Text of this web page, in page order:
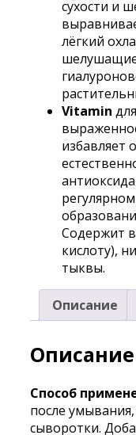
сухости и
лёгкий
Vitamin
избавляет
Содержит
кислоту),
тыквы.
Описание
Описание
Способ
после
сыворотки.